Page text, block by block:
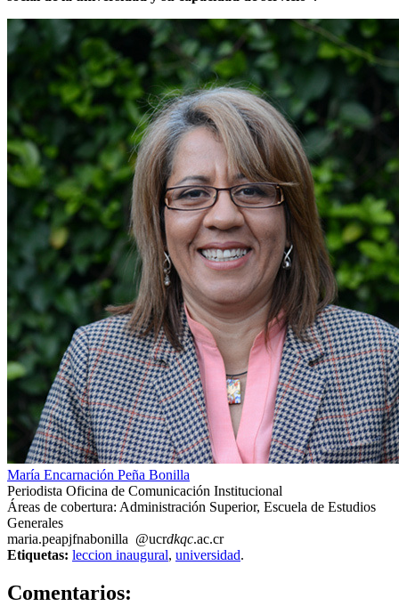
María Encarnación Peña Bonilla
Periodista Oficina de Comunicación Institucional
Áreas de cobertura: Administración Superior, Escuela de Estudios
Generales
maria.peapjfnabonilla @ucrdkqc.ac.cr
Etiquetas: leccion inaugural, universidad.
Comentarios: